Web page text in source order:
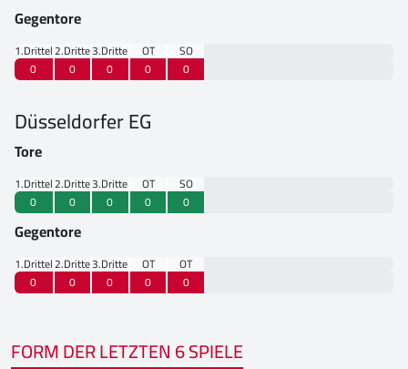
Gegentore
1.Drittel2.Drittel3.Drittel OT
SO
0
0 0 0 0
Düsseldorfer EG
Tore
1.Drittel2.Drittel3.Drittel OT
SO
0
0 0 0 0
Gegentore
1.Drittel2.Drittel3.Drittel OT
OT
0
0 0 0 0
FORM DER LETZTEN 6 SPIELE